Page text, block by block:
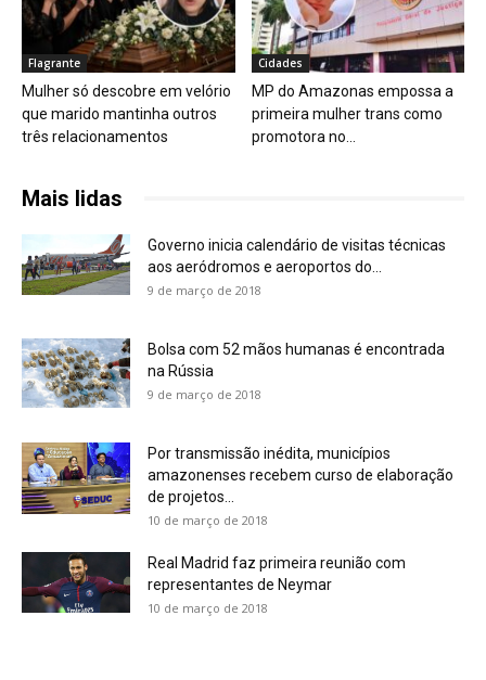
Flagrante
Mulher só descobre em velório
que marido mantinha outros
três relacionamentos
Cidades
MP do Amazonas empossa a
primeira mulher trans como
promotora no...
Mais lidas
Governo inicia calendário de visitas técnicas
aos aeródromos e aeroportos do...
9 de março de 2018
Bolsa com 52 mãos humanas é encontrada
na Rússia
9 de março de 2018
Por transmissão inédita, municípios
amazonenses recebem curso de elaboração
de projetos...
10 de março de 2018
Real Madrid faz primeira reunião com
representantes de Neymar
10 de março de 2018